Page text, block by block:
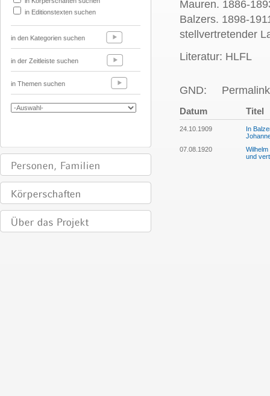
in Editionstexten suchen
in den Kategorien suchen
in der Zeitleiste suchen
in Themen suchen
Mauren. 1886-
Balzers. 1898-
stellvertretender
Literatur: HLFL
GND:
Datum Titel
24.10.1909
In
07.08.1920
und